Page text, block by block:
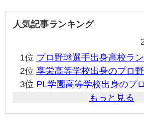
人気記事ランキング
1位 プロ野球選手出身高校ラ
2位 享栄高等学校出身のプロ
3位 PL学園高等学校出身のプ
もっと見る